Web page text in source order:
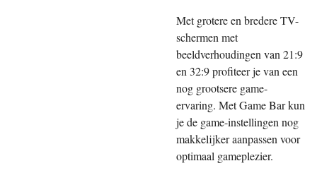
Met grotere en bredere TV-
schermen met
beeldverhoudingen van 21:9
en 32:9 profiteer je van een
nog grootsere game-
ervaring. Met Game Bar kun
je de game-instellingen nog
makkelijker aanpassen voor
optimaal gameplezier.